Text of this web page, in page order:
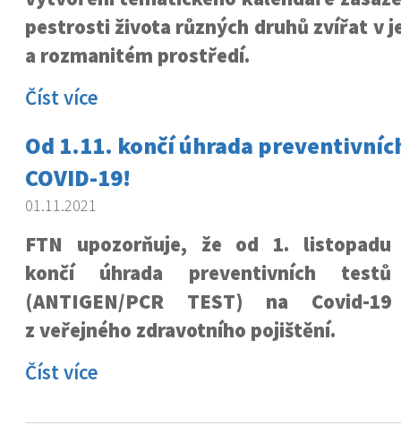
pestrosti života různých druhů zvířat v
a rozmanitém prostředí.
Číst více
Od 1.11. končí úhrada
COVID-19!
01.11.2021
FTN upozorňuje, že od 1. listopadu
končí úhrada preventivních testů
(ANTIGEN/PCR TEST) na Covid-19
z veřejného zdravotního pojištění.
Číst více